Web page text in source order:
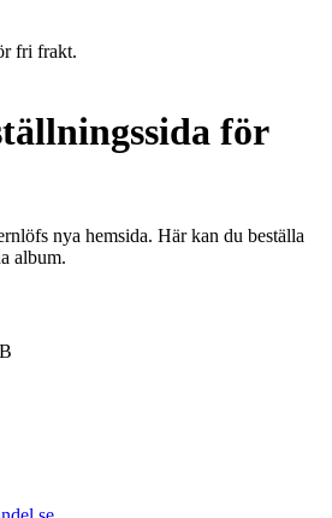
fri frakt.
för
nya hemsida. Här kan du beställa
album.